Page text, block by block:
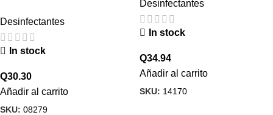
Desinfectantes
In stock
Q30.30
Añadir al carrito
SKU: 08279
Desinfectantes
In stock
Q34.94
Añadir al carrito
SKU: 14170